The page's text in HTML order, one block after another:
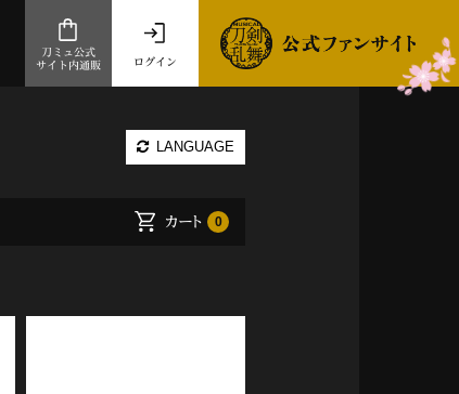
ログイン
刀ミュ公式
サイト内通販
LANGUAGE
カート 0